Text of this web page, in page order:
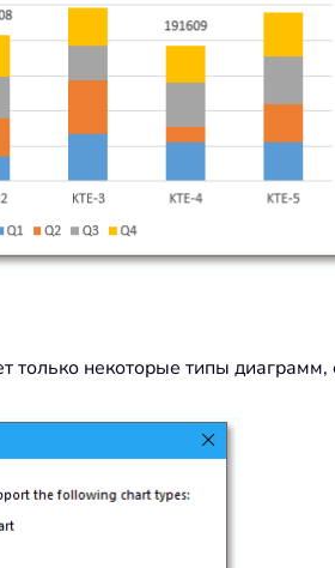
только некоторые типы